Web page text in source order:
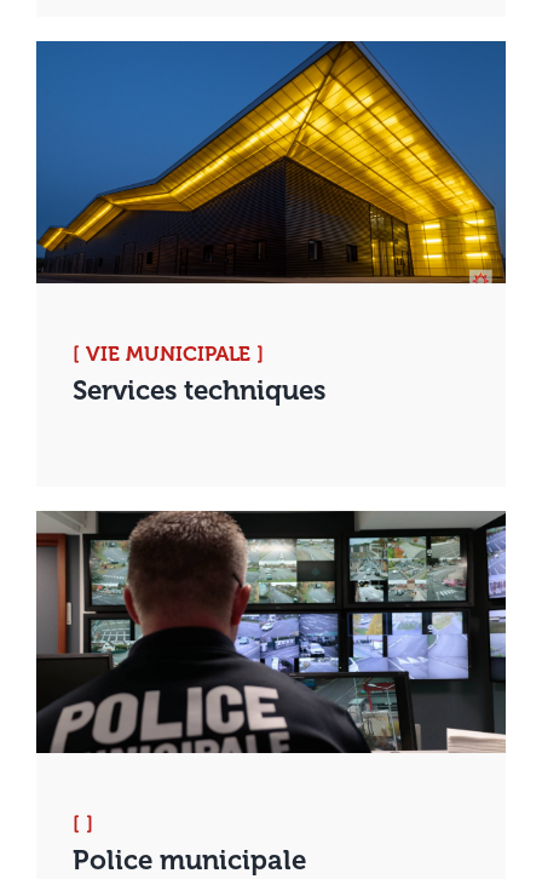
[ VIE MUNICIPALE ]
Services techniques
[ ]
Police municipale